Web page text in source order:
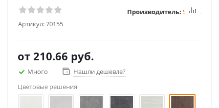
Артикул:70155
Производитель: STARK
от 210.66 руб.
Много
Нашли дешевле?
Цветовые решения